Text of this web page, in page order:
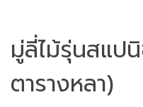
มู่ลี่ไม้รุ่นสแป
ตารางหลา)